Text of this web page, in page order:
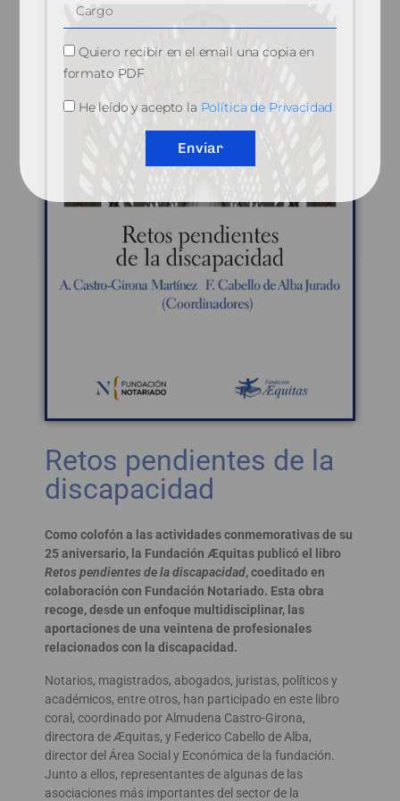
Retos pendientes de la
discapacidad
Como colofón a las actividades conmemorativas de su
25 aniversario, la Fundación Æquitas publicó el libro
Retos pendientes de la discapacidad, coeditado en
colaboración con Fundación Notariado. Esta obra
recoge, desde un enfoque multidisciplinar, las
aportaciones de una veintena de profesionales
relacionados con la discapacidad.
Notarios, magistrados, abogados, juristas, políticos y
académicos, entre otros, han participado en este libro
coral, coordinado por Almudena Castro-Girona,
directora de Æquitas, y Federico Cabello de Alba,
director del Área Social y Económica de la fundación.
Junto a ellos, representantes de algunas de las
asociaciones más importantes del sector de la
Quiero recibir en el email una copia en
formato PDF
He leído y acepto la Política de Privacidad
Enviar